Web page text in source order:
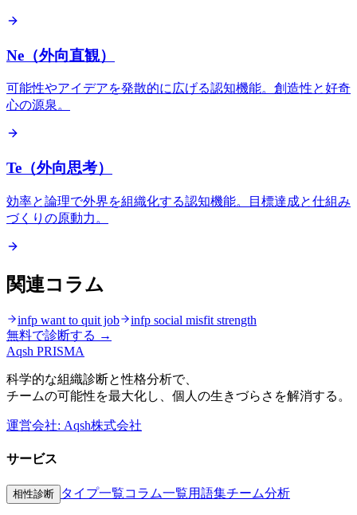
Ne（外向直観）
可能性やアイデアを発散的に広げる認知機能。創造性と好奇
心の源泉。
Te（外向思考）
効率と論理で外界を組織化する認知機能。目標達成と仕組み
づくりの原動力。
関連コラム
infp want to quit job
infp social misfit strength
無料で診断する →
Aqsh PRISMA
科学的な組織診断と性格分析で、
チームの可能性を最大化し、個人の生きづらさを解消する。
運営会社: Aqsh株式会社
サービス
相性診断 タイプ一覧コラム一覧用語集チーム分析